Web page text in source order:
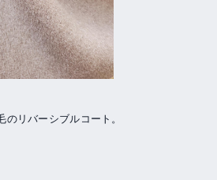
リバーシブルコート。